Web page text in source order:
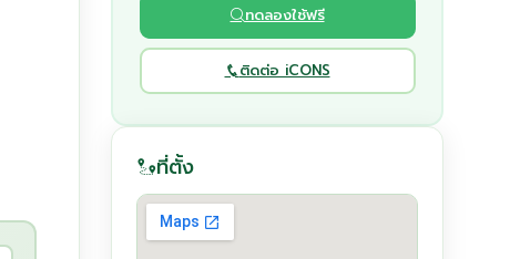
ทดลองใช้ฟรี
ติดต่อ iCONS
ที่ตั้ง